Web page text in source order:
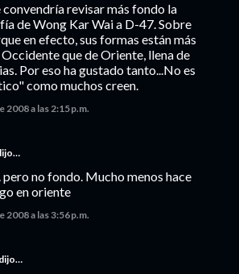
convendría revisar más fondo la
de Wong Kar Wai a D-47. Sobre
en efecto, sus formas están más
que de Oriente, llena de
Por eso ha gustado tanto...No es
como muchos creen.
2008 a las 2:15 p.m.
pero no fondo. Mucho menos hace
en oriente
2008 a las 3:56 p.m.
dijo…